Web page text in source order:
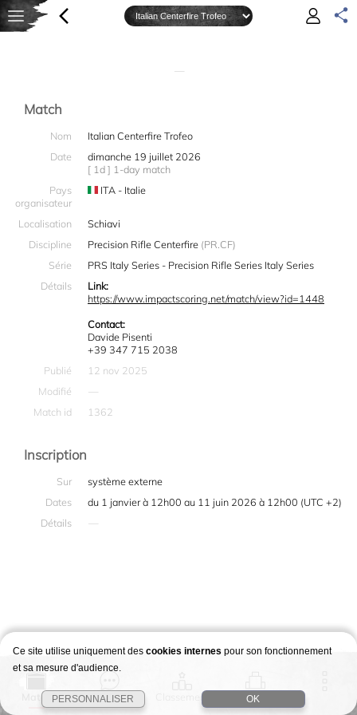
—
Match
Nom
Italian Centerfire Trofeo
Date
dimanche 19 juillet 2026
[ 1d ] 1-day match
Pays
organisateur
ITA - Italie
Localisation
Schiavi
Discipline
Precision Rifle Centerfire (PR.CF)
Série
PRS Italy Series - Precision Rifle Series Italy Series
Détails
Link:
https://www.impactscoring.net/match/view?id=1448
Contact:
Davide Pisenti
+39 347 715 2038
Publié
12 nov 2025
Modifié
—
Match id
1362
Inscription
Sur
système externe
Dates
du 1 janvier à 12h00 au 11 juin 2026 à 12h00 (UTC +2)
Détails
—
Match Story Classement Stages
Ce site utilise uniquement des cookies internes pour son fonctionnement
et sa mesure d'audience.
PERSONNALISER OK